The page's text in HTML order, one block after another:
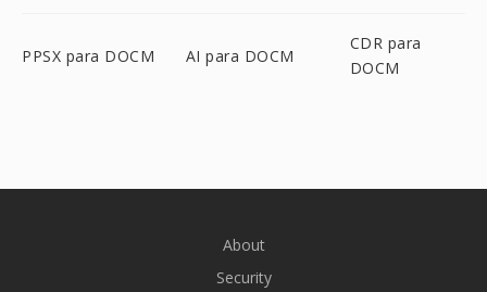
PPSX para DOCM AI para DOCM
CDR para
DOCM
About
Security